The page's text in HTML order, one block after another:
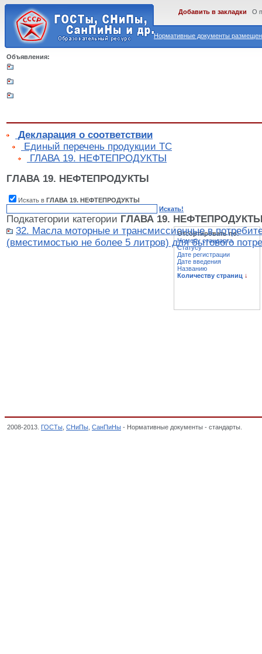
Нормативные документы
Добавить в закладки О
Объявления:
Декларация о соответствии
Единый перечень продукции ТС
ГЛАВА 19. НЕФТЕПРОДУКТЫ
ГЛАВА 19. НЕФТЕПРОДУКТЫ
Искать в ГЛАВА 19. НЕФТЕПРОДУКТЫ
Искать!
Подкатегории категории ГЛАВА 19.
32. Масла моторные и трансмиссионные в
(вместимостью не более 5 литров) для бытового
Отсортировать по:
Номеру стандарта
Статусу
Дате регистрации
Дате введения
Названию
Количеству страниц ↓
2008-2013. ГОСТы СНиПы СанПиНы - Нормативные документы - стандарты.